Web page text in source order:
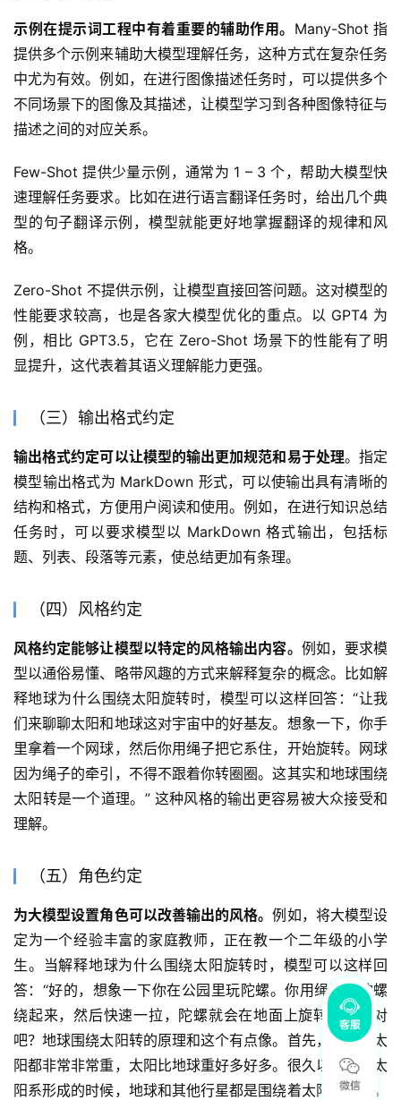
示例在提示词工程中有着重要的辅助作用。 Many-Shot 指
提供多个示例来辅助大模型理解任务，这种方式在复杂任务
中尤为有效。例如，在进行图像描述任务时，可以提供多个
不同场景下的图像及其描述，让模型学习到各种图像特征与
描述之间的对应关系。
Few-Shot 提供少量示例，通常为 1 – 3 个，帮助大模型快
速理解任务要求。比如在进行语言翻译任务时，给出几个典
型的句子翻译示例，模型就能更好地掌握翻译的规律和风
格。
Zero-Shot 不提供示例，让模型直接回答问题。这对模型的
性能要求较高，也是各家大模型优化的重点。以 GPT4 为
例，相比 GPT3.5，它在 Zero-Shot 场景下的性能有了明
显提升，这代表着其语义理解能力更强。
（三）输出格式约定
输出格式约定可以让模型的输出更加规范和易于处理。指定
模型输出格式为 MarkDown 形式，可以使输出具有清晰的
结构和格式，方便用户阅读和使用。例如，在进行知识总结
任务时，可以要求模型以 MarkDown 格式输出，包括标
题、列表、段落等元素，使总结更加有条理。
（四）风格约定
风格约定能够让模型以特定的风格输出内容。 例如，要求模
型以通俗易懂、略带风趣的方式来解释复杂的概念。比如解
释地球为什么围绕太阳旋转时，模型可以这样回答：“让我
们来聊聊太阳和地球这对宇宙中的好基友。想象一下，你手
里拿着一个网球，然后你用绳子把它系住，开始旋转。网球
因为绳子的牵引，不得不跟着你转圈圈。这其实和地球围绕
太阳转是一个道理。” 这种风格的输出更容易被大众接受和
理解。
（五）角色约定
为大模型设置角色可以改善输出的风格。例如，将大模型设
定为一个经验丰富的家庭教师，正在教一个二年级的小学
生。当解释地球为什么围绕太阳旋转时，模型可以这样回
答：“好的，想象一下你在公园里玩陀螺。你用绳子把陀螺
绕起来，然后快速一拉，陀螺就会在地面上旋转起来，对
吧？地球围绕太阳转的原理和这个有点像。首先，地球和太
阳都非常非常重，太阳比地球重好多好多。很久以前，当太
阳系形成的时候，地球和其他行星都是围绕着太阳旋转的。